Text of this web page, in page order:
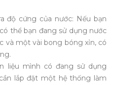
độ cứng của nước: Nếu bạn
thể bạn đang sử dụng nước
và một vài bong bóng xỉn, có
liệu mình có đang sử dụng
lắp đặt một hệ thống làm